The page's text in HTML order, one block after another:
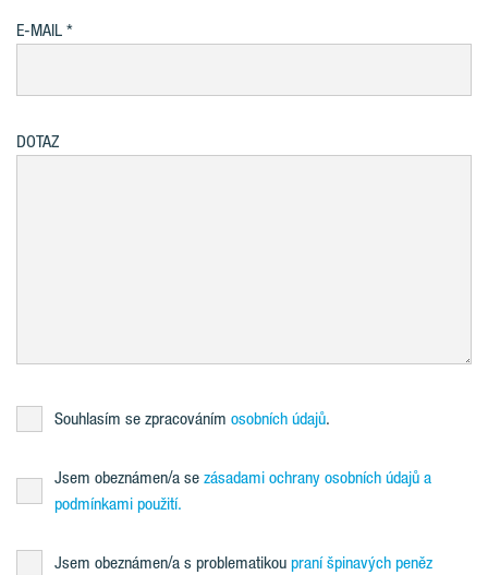
E-MAIL
DOTAZ
Souhlasím se zpracováním osobních údajů.
Jsem obeznámen/a se zásadami ochrany osobních údajů a
podmínkami použití.
Jsem obeznámen/a s problematikou praní špinavých peněz